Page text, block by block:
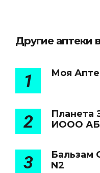
Другие аптеки
1 Моя
2
Планета
ИООО
3
Бальзам
N2